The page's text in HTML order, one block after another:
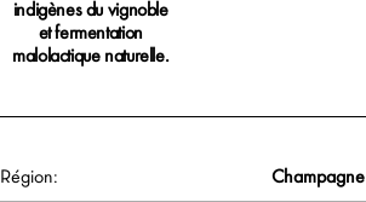
indigènes du vignoble
et fermentation
malolactique naturelle.
Région: Champagne